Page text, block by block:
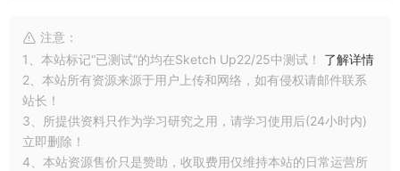
注意：
1、本站标记“已测试”的均在Sketch Up22/25中测试！ 了解详情
2、本站所有资源来源于用户上传和网络，如有侵权请邮件联系
站长！
3、所提供资料只作为学习研究之用，请学习使用后(24小时内)
立即删除！
4、本站资源售价只是赞助，收取费用仅维持本站的日常运营所